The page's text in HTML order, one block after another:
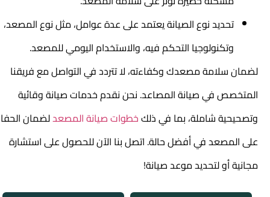
تحديد نوع الصيانة يعتمد على عدة عوامل، مثل نوع المصعد،
وتكنولوجيا التحكم فيه، والاستخدام اليومي للمصعد.
لضمان سلامة مصعدك وكفاءته، لا تتردد في التواصل مع فريقنا
المتخصص في صيانة المصاعد. نحن نقدم خدمات صيانة وقائية
وتصحيحية شاملة، بما في ذلكخطوات صيانة المصعدلضمان الحفاظ
على المصعد في أفضل حالة. اتصل بنا الآن للحصول على استشارة
مجانية أو لتحديد موعد صيانة!